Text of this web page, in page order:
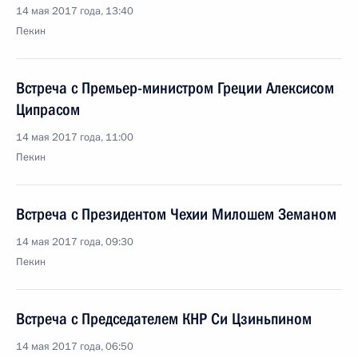
14 мая 2017 года, 13:40
Пекин
Встреча с Премьер-министром Греции Алексисом
Ципрасом
14 мая 2017 года, 11:00
Пекин
Встреча с Президентом Чехии Милошем Земаном
14 мая 2017 года, 09:30
Пекин
Встреча с Председателем КНР Си Цзиньпином
14 мая 2017 года, 06:50